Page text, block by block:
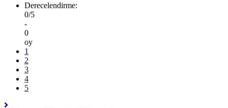
Derecelendirme:
0/5
-
0
oy
1
2
3
4
5